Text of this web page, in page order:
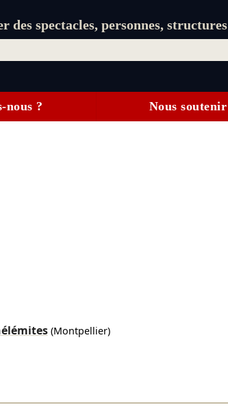
des spectacles, personnes, structures
nous ? Nous soutenir
(Montpellier)